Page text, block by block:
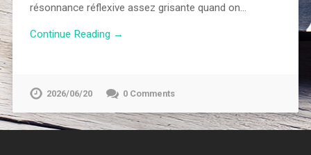
résonnance réflexive assez grisante quand on…
Continue Reading →
2026/06/20 0 Comments